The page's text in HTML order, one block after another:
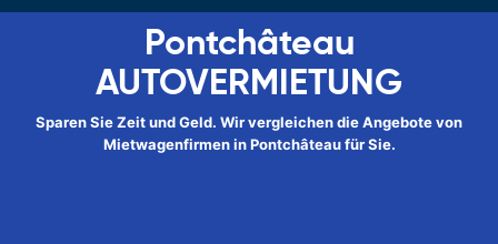
Pontchâteau
AUTOVERMIETUNG
Sparen Sie Zeit und Geld. Wir vergleichen die Angebote von
Mietwagenfirmen in Pontchâteau für Sie.